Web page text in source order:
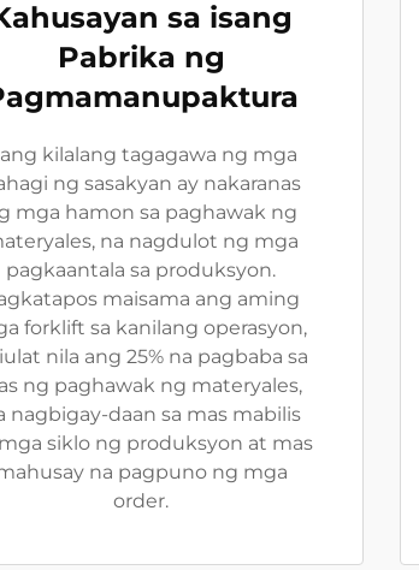
sa isang
Pabrika ng
kilalang tagagawa ng mga
ng sasakyan ay nakaranas
mga hamon sa paghawak ng
na nagdulot ng mga
pagkaantala sa produksyon.
maisama ang aming
forklift sa kanilang operasyon,
nila ang 25% na pagbaba sa
ng paghawak ng materyales,
nagbigay-daan sa mas mabilis
siklo ng produksyon at mas
na pagpuno ng mga
order.